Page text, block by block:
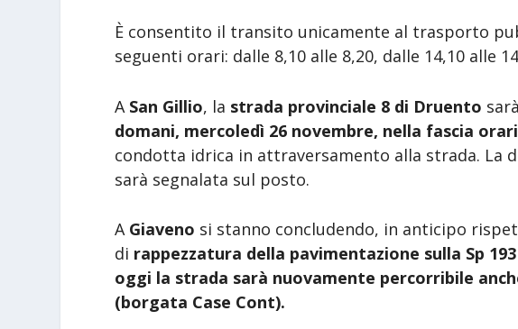
È consentito il transito unicamente al trasporto
seguenti orari: dalle 8,10 alle 8,20, dalle 14,10 alle
A San Gillio, la strada provinciale 8 di Druento
domani, mercoledì 26 novembre, nella fascia
condotta idrica in attraversamento alla strada. La
sarà segnalata sul posto.
A Giaveno si stanno concludendo, in anticipo
di rappezzatura della pavimentazione sulla Sp
oggi la strada sarà nuovamente percorribile
(borgata Case Cont).